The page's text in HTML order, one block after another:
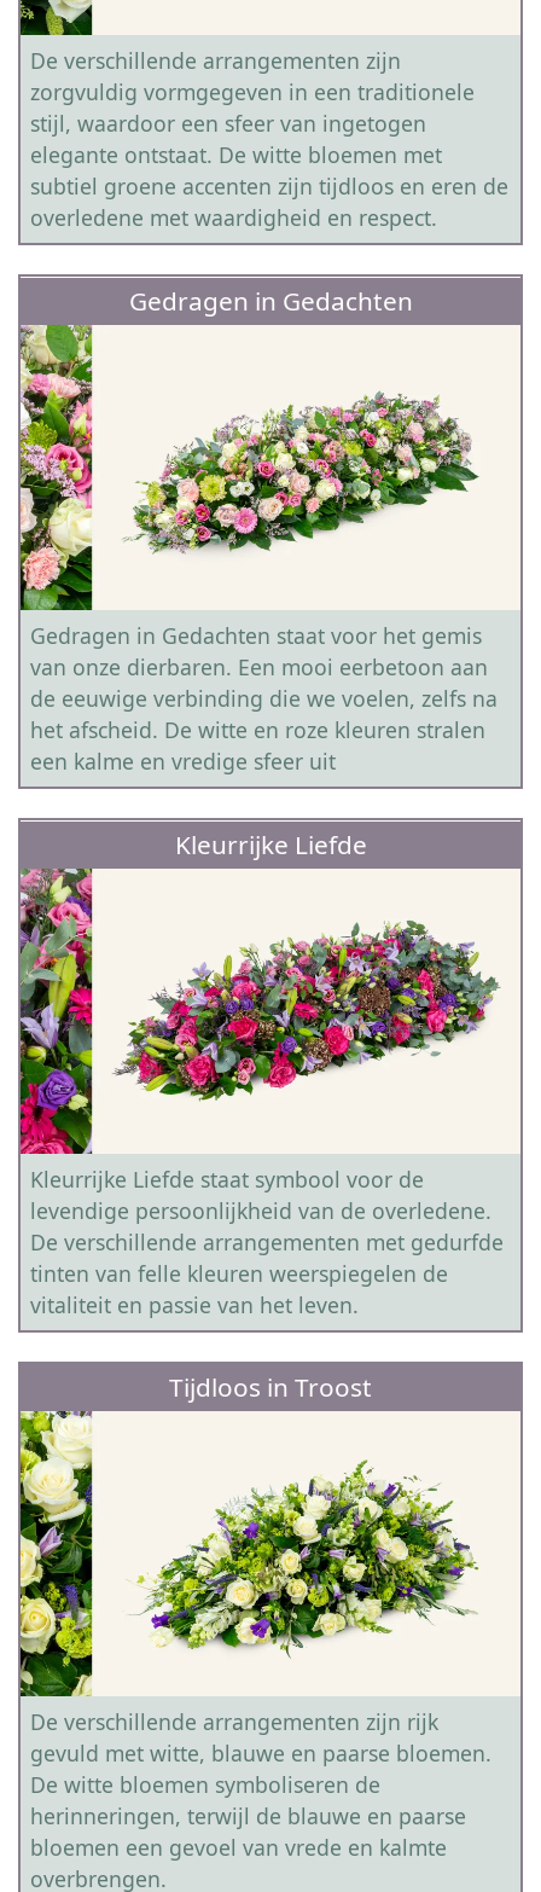
De verschillende arrangementen zijn
zorgvuldig vormgegeven in een traditionele
stijl, waardoor een sfeer van ingetogen
elegante ontstaat. De witte bloemen met
subtiel groene accenten zijn tijdloos en eren de
overledene met waardigheid en respect.
Gedragen in Gedachten
Gedragen in Gedachten staat voor het gemis
van onze dierbaren. Een mooi eerbetoon aan
de eeuwige verbinding die we voelen, zelfs na
het afscheid. De witte en roze kleuren stralen
een kalme en vredige sfeer uit
Kleurrijke Liefde
Kleurrijke Liefde staat symbool voor de
levendige persoonlijkheid van de overledene.
De verschillende arrangementen met gedurfde
tinten van felle kleuren weerspiegelen de
vitaliteit en passie van het leven.
Tijdloos in Troost
De verschillende arrangementen zijn rijk
gevuld met witte, blauwe en paarse bloemen.
De witte bloemen symboliseren de
herinneringen, terwijl de blauwe en paarse
bloemen een gevoel van vrede en kalmte
overbrengen.